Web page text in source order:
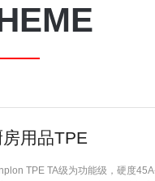
房用品TPE
TPE TA级为功能级，硬度